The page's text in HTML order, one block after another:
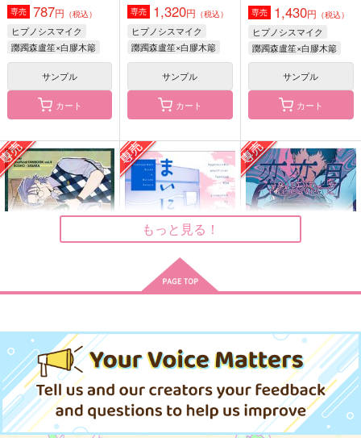
もんもんフラストレー
ション
haruurei
1,179 （税込）
作品詳細
お前とその舞台で、
愛羅武勇
1,100円（税込）
白膠木簓×躑躅森盧笙
サンプル
作品詳細
アイジョウ何パーセン
ト
すなぎも
330円（税込）
作品詳細
専売 787円 （税込）
ヒプノシスマイク
躑躅森盧笙×白膠木簓
サンプル
カート
専売 1,320円 （税込）
ヒプノシスマイク
躑躅森盧笙×白膠木簓
サンプル
カート
専売 1,430円 （税込）
ヒプノシスマイク
躑躅森盧笙×白膠木簓
サンプル
カート
水彩度の海
専売 629円 （税込）
ヒプノシスマイク
躑躅森盧笙×白膠木簓
サンプル
モニカ
専売 629円（税込）
躑躅森盧笙×白膠木簓
トカゲ村
専売 739円（税込）
ヒプノシスマイク
躑躅森盧笙×白膠木簓
サンプル
もっと見る！